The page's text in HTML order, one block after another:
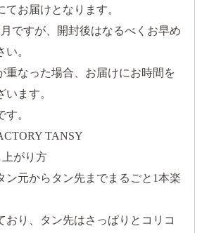
てお届けとなります。
月ですが、開封後はなるべくお早め
。
重なった場合、お届けにお時間を
ます。
す。
TANSY
がり方
ン元からタン先までまるごと1本楽
おり、タン先はさっぱりとコリコ